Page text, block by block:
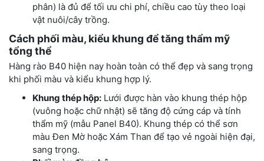
phân) là đủ để tối ưu chi phí, chiều cao tùy theo loại
vật nuôi/cây trồng.
Cách phối màu, kiểu khung để tăng thẩm mỹ
tổng thể
Hàng rào B40 hiện nay hoàn toàn có thể đẹp và sang trọng
khi phối màu và kiểu khung hợp lý.
Khung thép hộp: Lưới được hàn vào khung thép hộp
(vuông hoặc chữ nhật) sẽ tăng độ cứng cáp và tính
thẩm mỹ (mẫu Panel B40). Khung thép có thể sơn
màu Đen Mờ hoặc Xám Than để tạo vẻ ngoài hiện đại,
sang trọng.